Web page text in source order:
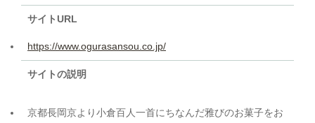
サイトURL
https://www.ogurasansou.co.jp/
サイトの説明
京都長岡京より小倉百人一首にちなんだ雅びのお菓子をお